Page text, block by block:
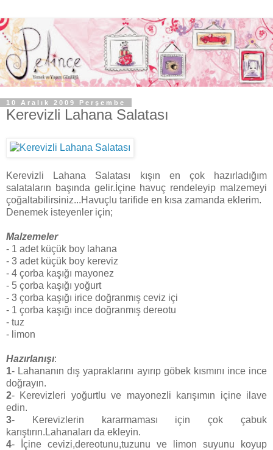
10 Aralık 2009 Perşembe
Kerevizli Lahana Salatası
Kerevizli Lahana Salatası kışın en çok hazırladığım
salataların başında gelir.İçine havuç rendeleyip malzemeyi
çoğaltabilirsiniz...Havuçlu tarifide en kısa zamanda eklerim.
Denemek isteyenler için;
Malzemeler
- 1 adet küçük boy lahana
- 3 adet küçük boy kereviz
- 4 çorba kaşığı mayonez
- 5 çorba kaşığı yoğurt
- 3 çorba kaşığı irice doğranmış ceviz içi
- 1 çorba kaşığı ince doğranmış dereotu
- tuz
- limon
Hazırlanışı:
1- Lahananın dış yapraklarını ayırıp göbek kısmını ince ince
doğrayın.
2- Kerevizleri yoğurtlu ve mayonezli karışımın içine ilave
edin.
3- Kerevizlerin kararmaması için çok çabuk
karıştırın.Lahanaları da ekleyin.
4- İçine cevizi,dereotunu,tuzunu ve limon suyunu koyup